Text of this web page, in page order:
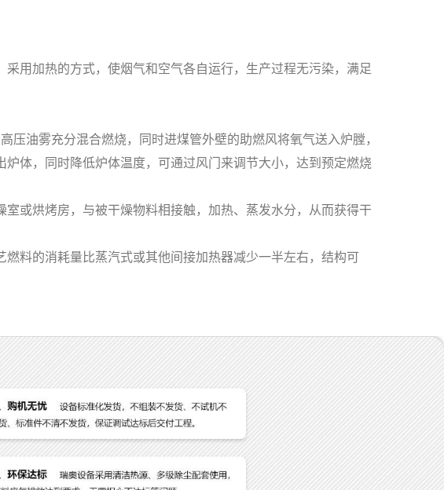
加热的方式，使烟气和空气各自运行，生产过程无污染，满足
油雾充分混合燃烧，同时进煤管外壁的助燃风将氧气送入炉膛，
体，同时降低炉体温度，可通过风门来调节大小，达到预定燃烧
烘烤房，与被干燥物料相接触，加热、蒸发水分，从而获得干
的消耗量比蒸汽式或其他间接加热器减少一半左右，结构可